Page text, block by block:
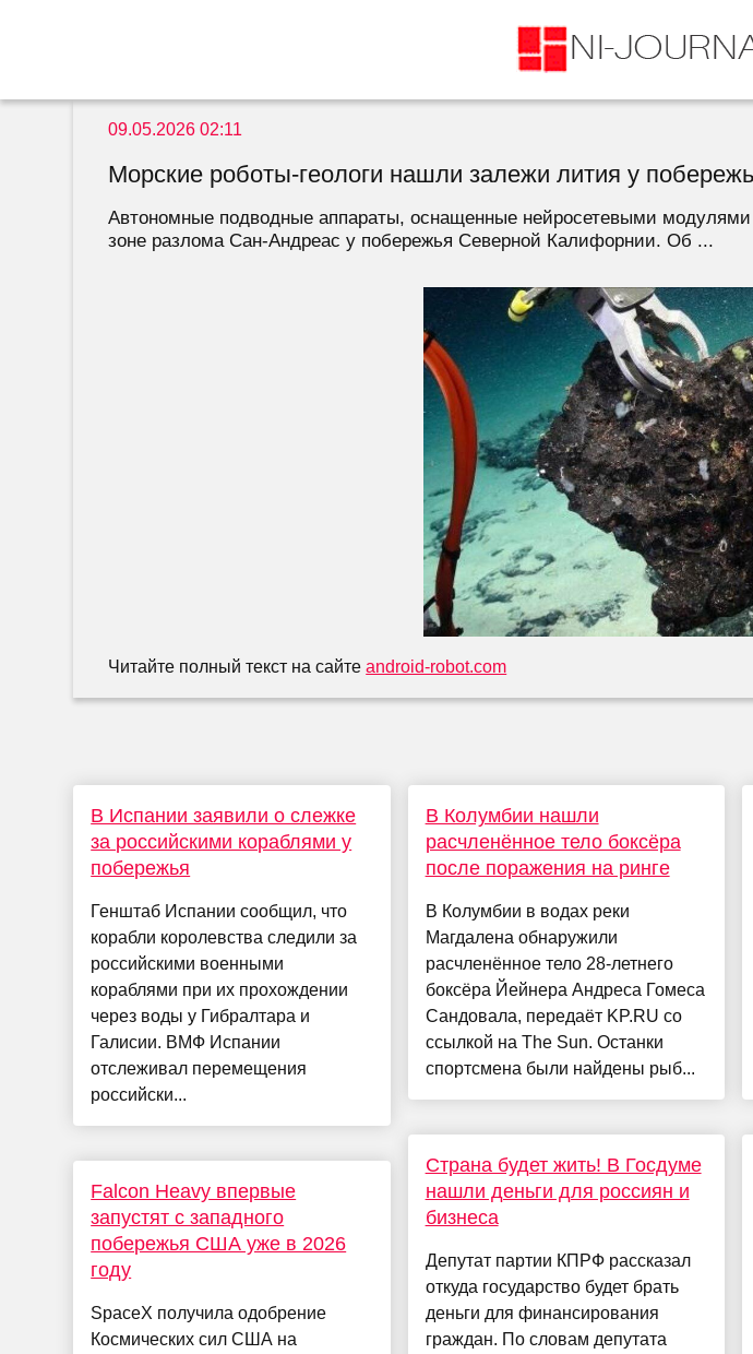
09.05.2026 02:11
Морские роботы-геологи нашли залежи лития у
Автономные подводные аппараты, оснащенные нейросетевыми
зоне разлома Сан-Андреас у побережья Северной Калифорнии. Об ...
Читайте полный текст на сайтеandroid-robot.com
В Испании заявили о слежке
за российскими кораблями у
побережья
Генштаб Испании сообщил, что
корабли королевства следили за
российскими военными
кораблями при их прохождении
через воды у Гибралтара и
Галисии. ВМФ Испании
отслеживал перемещения
российски...
Falcon Heavy впервые
запустят с западного
побережья США уже в 2026
году
SpaceX получила одобрение
Космических сил США на
В Колумбии нашли
расчленённое тело боксёра
после поражения на ринге
В Колумбии в водах реки
Магдалена обнаружили
расчленённое тело 28-летнего
боксёра Йейнера Андреса Гомеса
Сандовала, передаёт KP.RU со
ссылкой на The Sun. Останки
спортсмена были найдены рыб...
Страна будет жить! В Госдуме
нашли деньги для россиян и
бизнеса
Депутат партии КПРФ рассказал
откуда государство будет брать
деньги для финансирования
граждан. По словам депутата